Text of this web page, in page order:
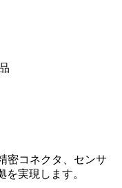
密コネクタ、センサ
実現します。